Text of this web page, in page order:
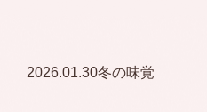
2026.01.30冬の味覚